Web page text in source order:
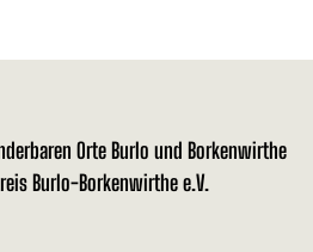
Orte Burlo und Borkenwirthe
Burlo-Borkenwirthe e.V.